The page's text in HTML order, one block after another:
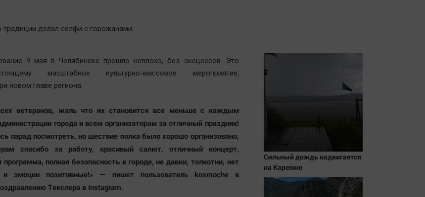
делал селфи с горожанами.
9 мая в Челябинске прошло неплохо, без эксцессов. Это
масштабное культурно-массовое мероприятие,
новом главе региона.
ветеранов, жаль что их становится все меньше с каждым
города и всем организаторам за отличный праздник!
парад посмотреть, но шествие полка было хорошо организовано,
спасибо за работу, красивый салют, отличный концерт,
программа, полная безопасность в городе, не давки, толкотни, нет
и эмоции позитивные!» — пишет пользователь kosmoche в
Текслера в Instagram.
Сильный дождь надвигается
на Карелию